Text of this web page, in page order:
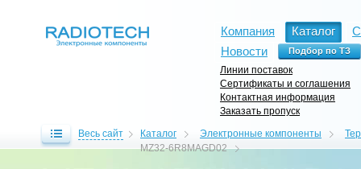
Компания Каталог
Новости
Линии поставок
Сертификаты и соглашения
Контактная информация
Заказать пропуск
Весь сайт Каталог Электронные компоненты
MZ32-6R8MAGD02